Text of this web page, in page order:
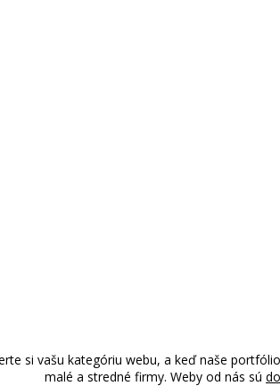
si vašu kategóriu webu, a keď naše
malé a stredné firmy. Weby od nás sú